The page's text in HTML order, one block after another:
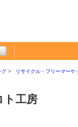
グ リサイクル・フリーマーケ
ト工房